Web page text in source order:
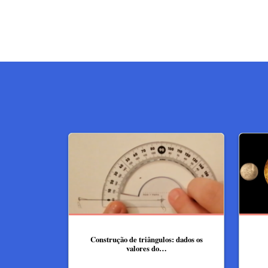
Construção de triângulos: dados os
valores do…